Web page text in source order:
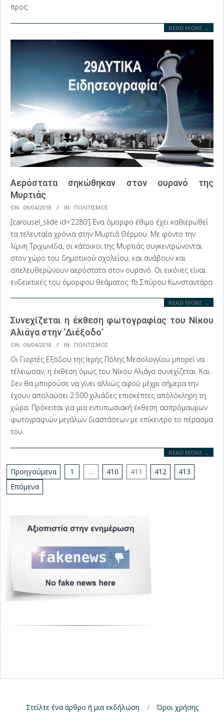
προς:
READ MORE →
Αερόστατα σηκώθηκαν στον ουρανό της
Μυρτιάς
2018-
04-
ON: 09/04/2018 IN: ΠΟΛΙΤΙΣΜΟΣ
[carousel_slide id=’2280′] Ένα όμορφο έθιμο έχει καθιερωθεί
τα τελευταία χρόνια στην Μυρτιά Θέρμου. Με φόντο την
λίμνη Τριχωνίδα, οι κάτοικοι της Μυρτιάς συγκεντρώνονται
στον χώρο του δημοτικού σχολείου, και ανάβουν και
απελευθερώνουν αερόστατα στον ουρανό. Οι εικόνες είναι
ενδεικτικές του όμορφου θεάματος. fb Σπύρου Κωνσταντάρα
READ MORE →
Συνεχίζεται η έκθεση φωτογραφίας του Νίκου
Αλιάγα στην ‘Διέξοδο’
2018-
04-
06
ON: 06/04/2018 IN: ΠΟΛΙΤΙΣΜΟΣ
Οι Γιορτές Εξόδου της Ιερής Πόλης Μεσολογγίου μπορεί να
τέλειωσαν, η έκθεση όμως του Νίκου Αλιάγα συνεχίζεται. Και
δεν θα μπορούσε να γίνει αλλιώς αφού μέχρι σήμερα την
έχουν απολαύσει 2.500 χιλιάδες επισκέπτες απ΄ολόκληρη τη
χώρα. Πρόκειται για μια εντυπωσιακή έκθεση ασπρόμαυρων
φωτογραφιών μεγάλων διαστάσεων με επίκεντρο το πέρασμα
του
READ MORE →
Σελιδοποίηση
άρθρων
Προηγούμενα 1 … 410 411 412
413
Επόμενα
Στείλτε ένα άρθρο ή μια εκδήλωση Όροι χρήσης